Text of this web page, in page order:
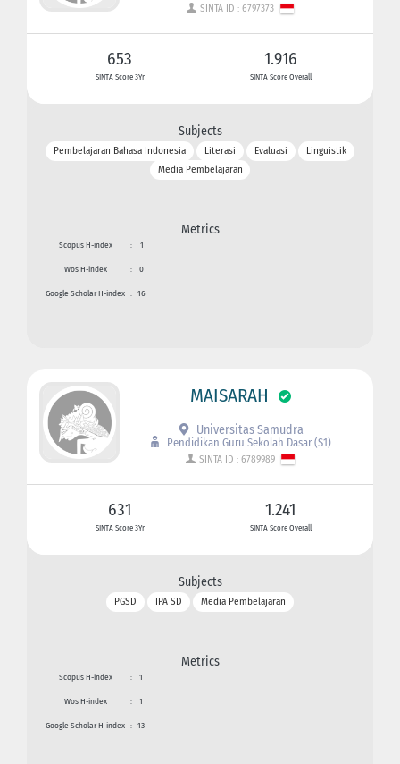
SINTA ID : 6797373
653
SINTA Score 3Yr
1.916
SINTA Score Overall
Subjects
Pembelajaran Bahasa Indonesia Literasi Evaluasi
Linguistik
Media Pembelajaran
Metrics
Scopus H-index : 1
Wos H-index : 0
Google Scholar H-index : 16
MAISARAH
Universitas Samudra
Pendidikan Guru Sekolah Dasar (S1)
SINTA ID : 6789989
631
SINTA Score 3Yr
1.241
SINTA Score Overall
Subjects
PGSD IPA SD Media Pembelajaran
Metrics
Scopus H-index : 1
Wos H-index : 1
Google Scholar H-index : 13